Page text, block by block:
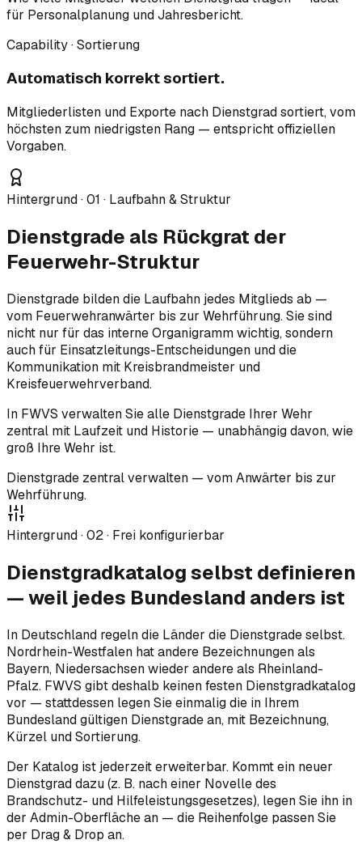
für Personalplanung und Jahresbericht.
Capability · Sortierung
Automatisch korrekt sortiert.
Mitgliederlisten und Exporte nach Dienstgrad sortiert, vom
höchsten zum niedrigsten Rang — entspricht offiziellen
Vorgaben.
Hintergrund ·01 · Laufbahn & Struktur
Dienstgrade als Rückgrat der
Feuerwehr-Struktur
Dienstgrade bilden die Laufbahn jedes Mitglieds ab —
vom Feuerwehranwärter bis zur Wehrführung. Sie sind
nicht nur für das interne Organigramm wichtig, sondern
auch für Einsatzleitungs-Entscheidungen und die
Kommunikation mit Kreisbrandmeister und
Kreisfeuerwehrverband.
In FWVS verwalten Sie alle Dienstgrade Ihrer Wehr
zentral mit Laufzeit und Historie — unabhängig davon, wie
groß Ihre Wehr ist.
Dienstgrade zentral verwalten — vom Anwärter bis zur
Wehrführung.
Hintergrund ·02· Frei konfigurierbar
Dienstgradkatalog selbst definieren
— weil jedes Bundesland anders ist
In Deutschland regeln die Länder die Dienstgrade selbst.
Nordrhein-Westfalen hat andere Bezeichnungen als
Bayern, Niedersachsen wieder andere als Rheinland-
Pfalz. FWVS gibt deshalb keinen festen Dienstgradkatalog
vor — stattdessen legen Sie einmalig die in Ihrem
Bundesland gültigen Dienstgrade an, mit Bezeichnung,
Kürzel und Sortierung.
Der Katalog ist jederzeit erweiterbar. Kommt ein neuer
Dienstgrad dazu (z. B. nach einer Novelle des
Brandschutz- und Hilfeleistungsgesetzes), legen Sie ihn in
der Admin-Oberfläche an — die Reihenfolge passen Sie
per Drag & Drop an.